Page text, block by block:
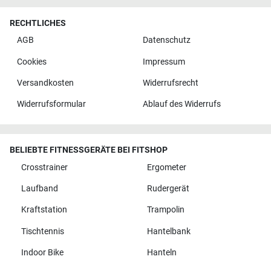
RECHTLICHES
AGB
Datenschutz
Cookies Impressum
Versandkosten Widerrufsrecht
Widerrufsformular Ablauf des Widerrufs
BELIEBTE FITNESSGERÄTE BEI FITSHOP
Crosstrainer
Ergometer
Laufband Rudergerät
Kraftstation Trampolin
Tischtennis Hantelbank
Indoor Bike Hanteln